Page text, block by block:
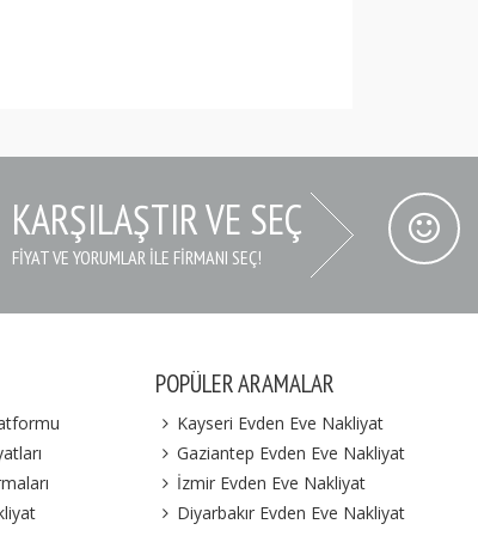
KARŞILAŞTIR VE SEÇ
FIYAT VE YORUMLAR İLE FIRMANI SEÇ!
POPÜLER ARAMALAR
Kayseri Evden Eve Nakliyat
Gaziantep Evden Eve Nakliyat
İzmir Evden Eve Nakliyat
Diyarbakır Evden Eve Nakliyat